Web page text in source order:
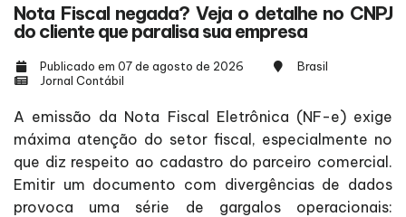
Nota Fiscal negada? Veja o detalhe no CNPJ
do cliente que paralisa sua empresa
Publicado em 07 de agosto de 2026
Brasil
Jornal Contábil
A emissão da Nota Fiscal Eletrônica (NF-e) exige
máxima atenção do setor fiscal, especialmente no
que diz respeito ao cadastro do parceiro comercial.
Emitir um documento com divergências de dados
provoca uma série de gargalos operacionais: